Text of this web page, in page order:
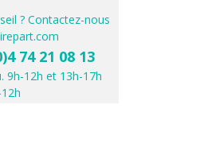
? Contactez-nous
74 21 08 13
9h-12h et 13h-17h